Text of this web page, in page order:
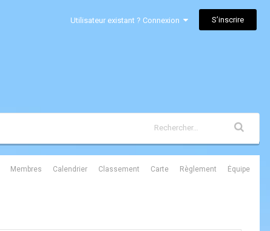
Utilisateur existant ? Connexion S’inscrire
Membres Calendrier Classement Carte Règlement Équipe